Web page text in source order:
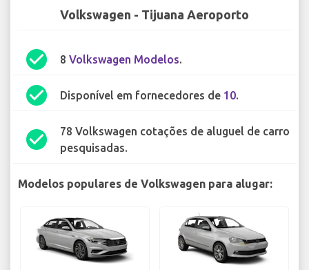
Volkswagen - Tijuana Aeroporto
check_circle 8 Volkswagen Modelos.
check_circle Disponível em fornecedores de 10.
check_circle
78 Volkswagen cotações de aluguel de carro
pesquisadas.
Modelos populares de Volkswagen para alugar: